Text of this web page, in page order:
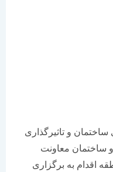
و تاثیرگذاری
اداره کل معماری و ساختمان معاونت
اقدام به برگزاری